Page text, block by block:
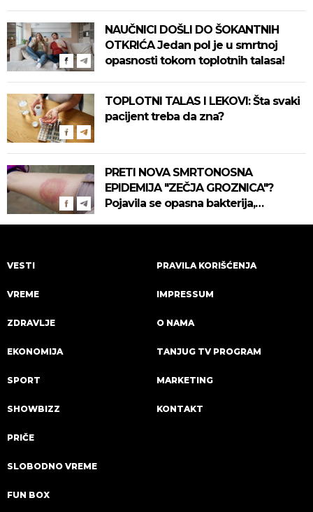
NAUČNICI DOŠLI DO ŠOKANTNIH
OTKRIĆA Jedan pol je u smrtnoj
opasnosti tokom toplotnih talasa!
TOPLOTNI TALAS I LEKOVI: Šta svaki
pacijent treba da zna?
PRETI NOVA SMRTONOSNA
EPIDEMIJA "ZEČJA GROZNICA"?
Pojavila se opasna bakterija,
VESTI
VREME
ZDRAVLJE
EKONOMIJA
SPORT
SHOWBIZZ
PRIČE
SLOBODNO VREME
FUN BOX
PRAVILA KORIŠĆENJA
IMPRESSUM
O NAMA
TANJUG TV PROGRAM
MARKETING
KONTAKT